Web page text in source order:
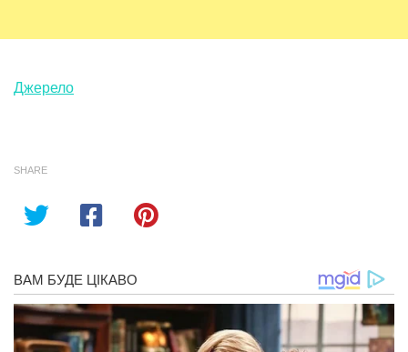
Джерело
SHARE